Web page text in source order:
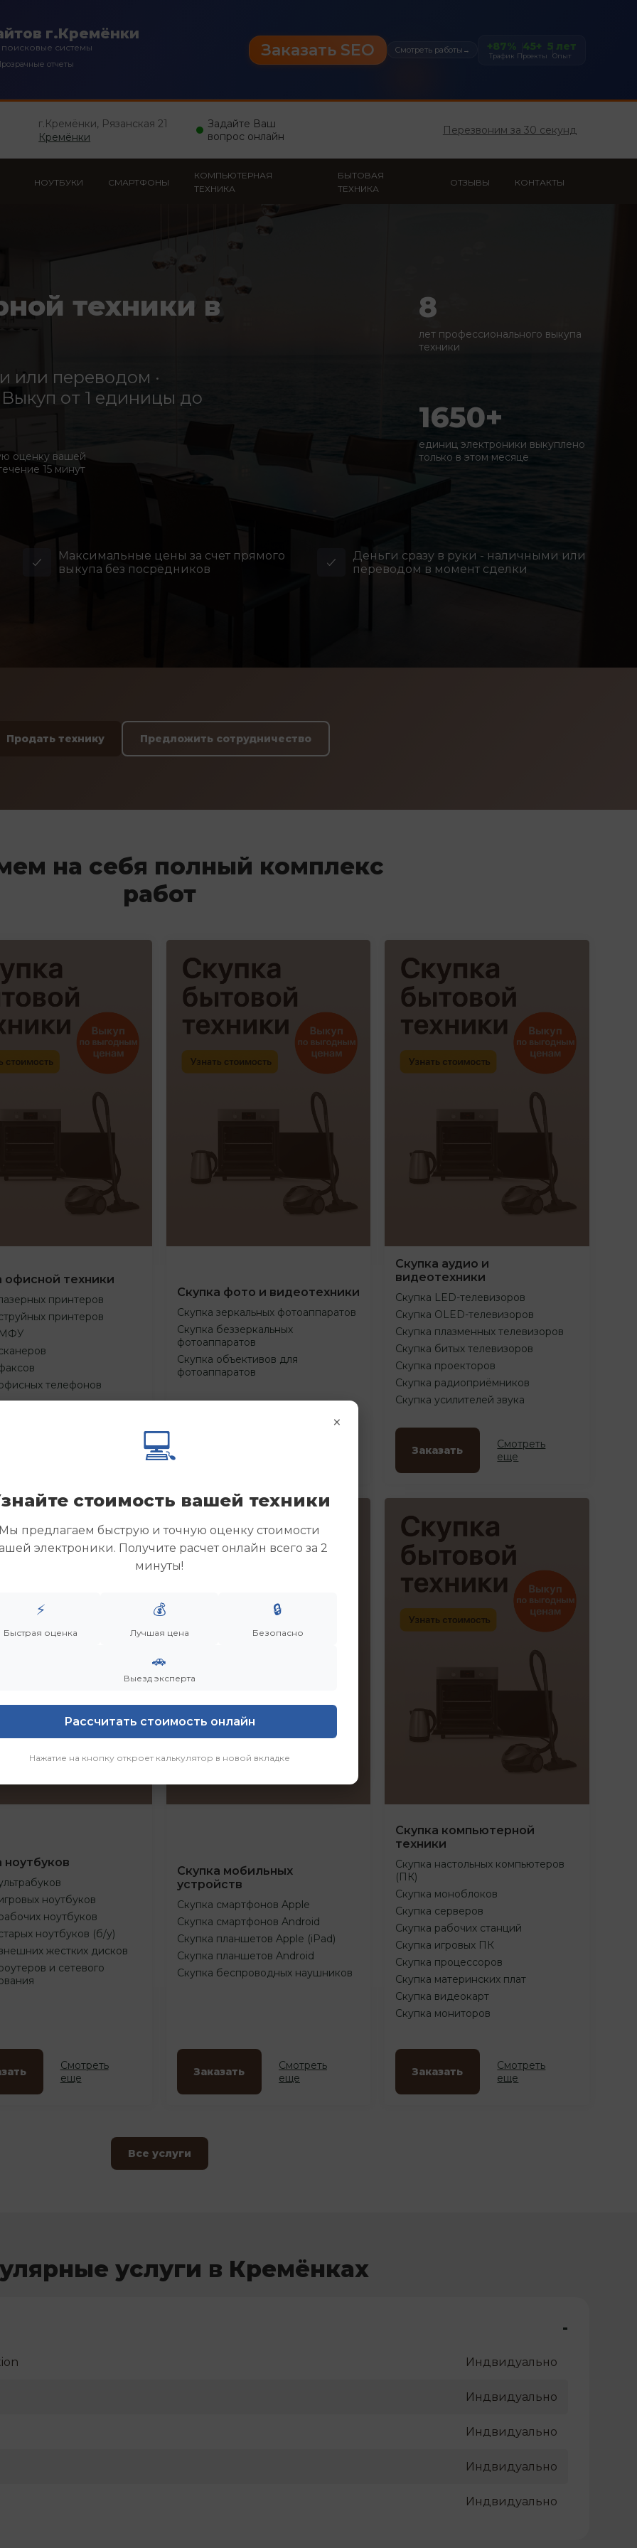
г.Кремёнки
системы
отчеты
Заказать SEO Смотреть работы → +87%
Трафик
45+
Проекты
5 лет
Опыт
г.Кремёнки, Рязанская 21
Кремёнки
Задайте Ваш
вопрос онлайн
Перезвоним за 30 секунд
НОУТБУКИ СМАРТФОНЫ
КОМПЬЮТЕРНАЯ
ТЕХНИКА
БЫТОВАЯ
ТЕХНИКА
ОТЗЫВЫ КОНТАКТЫ
техники в
или переводом ·
от 1 единицы до
оценку вашей
15 минут
8
лет профессионального выкупа
техники
1650+
единиц электроники выкуплено
только в этом месяце
Максимальные цены за счет прямого
выкупа без посредников
Деньги сразу в руки - наличными или
переводом в момент сделки
Продать технику Предложить сотрудничество
на себя полный комплекс
работ
офисной техники
принтеров
принтеров
МФУ
телефонов
Скупка фото и видеотехники
Скупка зеркальных фотоаппаратов
Скупка беззеркальных
фотоаппаратов
Скупка объективов для
фотоаппаратов
Скупка аудио и
видеотехники
Скупка LED-телевизоров
Скупка OLED-телевизоров
Скупка плазменных телевизоров
Скупка битых телевизоров
Скупка проекторов
Скупка радиоприёмников
Скупка усилителей звука
Заказать
Смотреть
еще
ноутбуков
ноутбуков
ноутбуков
ноутбуков (б/у)
жестких дисков
и сетевого
Смотреть
еще
Скупка мобильных
устройств
Скупка смартфонов Apple
Скупка смартфонов Android
Скупка планшетов Apple (iPad)
Скупка планшетов Android
Скупка беспроводных наушников
Заказать
Смотреть
еще
Скупка компьютерной
техники
Скупка настольных компьютеров
(ПК)
Скупка моноблоков
Скупка серверов
Скупка рабочих станций
Скупка игровых ПК
Скупка процессоров
Скупка материнских плат
Скупка видеокарт
Скупка мониторов
Заказать
Смотреть
еще
Все услуги
услуги в Кремёнках
-
Индвидуально
Индвидуально
Индвидуально
Индвидуально
Индвидуально
×
💻
стоимость вашей техники
предлагаем быструю и точную оценку стоимости
электроники. Получите расчет онлайн всего за 2
минуты!
⚡
Быстрая оценка
💰
Лучшая цена
🔒
Безопасно
🚗
Выезд эксперта
Рассчитать стоимость онлайн
Нажатие на кнопку откроет калькулятор в новой вкладке